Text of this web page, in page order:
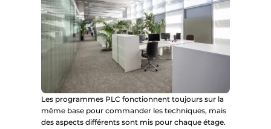
Les programmes PLC fonctionnent toujours sur la
même base pour commander les techniques, mais
des aspects différents sont mis pour chaque étage.